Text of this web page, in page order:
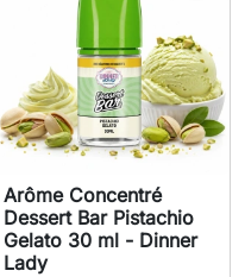
Arôme Concentré
Dessert Bar Pistachio
Gelato 30 ml - Dinner
Lady